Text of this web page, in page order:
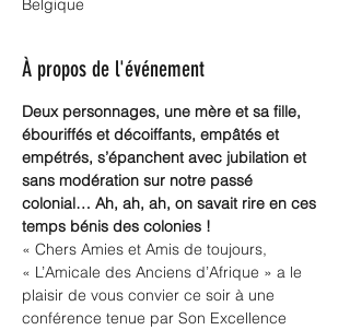
Belgique
À propos de l'événement
Deux personnages, une mère et sa fille,
ébouriffés et décoiffants, empâtés et
empétrés, s’épanchent avec jubilation et
sans modération sur notre passé
colonial… Ah, ah, ah, on savait rire en ces
temps bénis des colonies !
« Chers Amies et Amis de toujours,
« L’Amicale des Anciens d’Afrique » a le
plaisir de vous convier ce soir à une
conférence tenue par Son Excellence